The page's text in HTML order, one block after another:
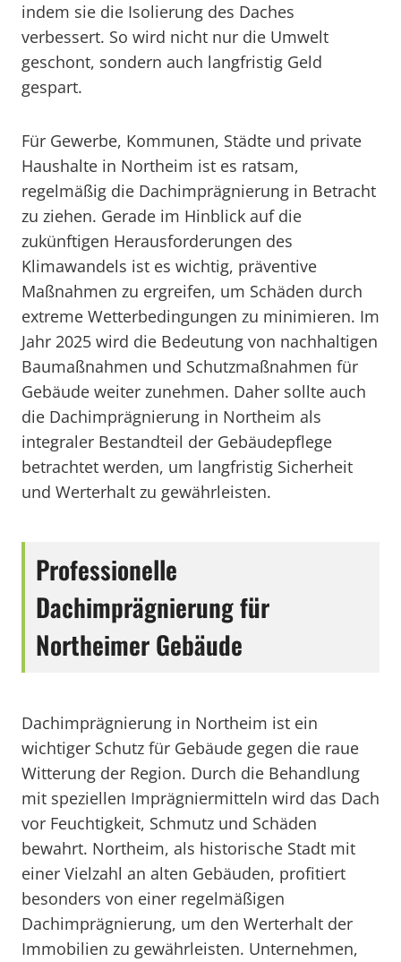
indem sie die Isolierung des Daches
verbessert. So wird nicht nur die Umwelt
geschont, sondern auch langfristig Geld
gespart.
Für Gewerbe, Kommunen, Städte und private
Haushalte in Northeim ist es ratsam,
regelmäßig die Dachimprägnierung in Betracht
zu ziehen. Gerade im Hinblick auf die
zukünftigen Herausforderungen des
Klimawandels ist es wichtig, präventive
Maßnahmen zu ergreifen, um Schäden durch
extreme Wetterbedingungen zu minimieren. Im
Jahr 2025 wird die Bedeutung von nachhaltigen
Baumaßnahmen und Schutzmaßnahmen für
Gebäude weiter zunehmen. Daher sollte auch
die Dachimprägnierung in Northeim als
integraler Bestandteil der Gebäudepflege
betrachtet werden, um langfristig Sicherheit
und Werterhalt zu gewährleisten.
Professionelle
Dachimprägnierung für
Northeimer Gebäude
Dachimprägnierung in Northeim ist ein
wichtiger Schutz für Gebäude gegen die raue
Witterung der Region. Durch die Behandlung
mit speziellen Imprägniermitteln wird das Dach
vor Feuchtigkeit, Schmutz und Schäden
bewahrt. Northeim, als historische Stadt mit
einer Vielzahl an alten Gebäuden, profitiert
besonders von einer regelmäßigen
Dachimprägnierung, um den Werterhalt der
Immobilien zu gewährleisten. Unternehmen,